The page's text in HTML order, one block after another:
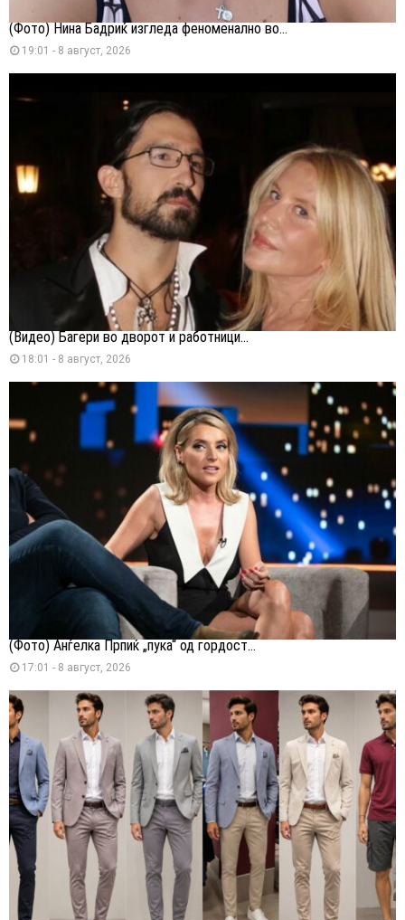
(Фото) Нина Бадриќ изгледа феноменално во...
19:01 - 8 август, 2026
(Видео) Багери во дворот и работници...
18:01 - 8 август, 2026
(Фото) Анѓелка Прпиќ „пука“ од гордост...
17:01 - 8 август, 2026